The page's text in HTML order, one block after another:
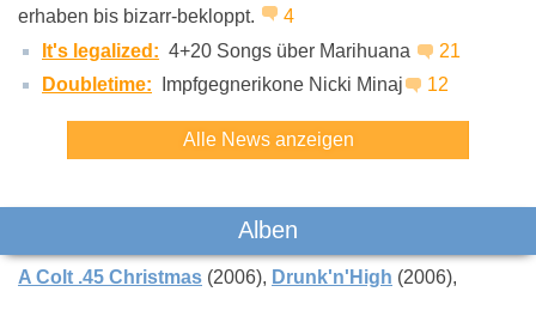
erhaben bis bizarr-bekloppt.
4
It's legalized: 4+20 Songs über Marihuana
21
Doubletime:
Impfgegnerikone Nicki Minaj 12
Alle News anzeigen
Alben
A Colt .45 Christmas (2006) Drunk'n'High (2006)